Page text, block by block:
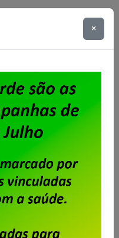
dia 28 de agosto,
×